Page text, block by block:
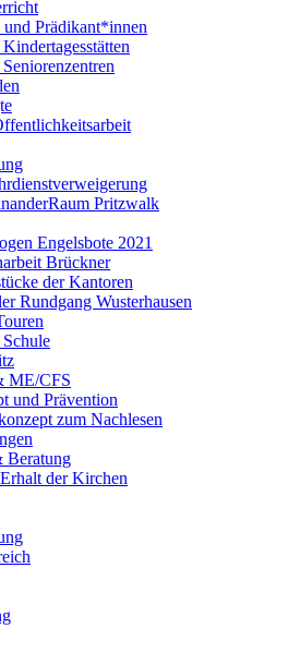
Prädikant*innen
Pritzwalk
Engelsbote 2021
Brückner
der Kantoren
Rundgang Wusterhausen
ME/CFS
und Prävention
zum Nachlesen
Beratung
der Kirchen